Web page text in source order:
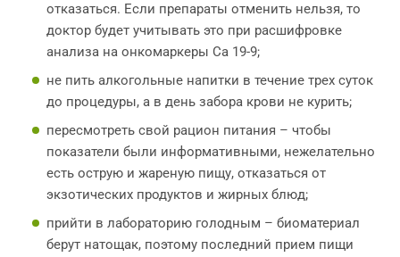
отказаться. Если препараты отменить нельзя, то
доктор будет учитывать это при расшифровке
анализа на онкомаркеры Са 19-9;
не пить алкогольные напитки в течение трех суток
до процедуры, а в день забора крови не курить;
пересмотреть свой рацион питания – чтобы
показатели были информативными, нежелательно
есть острую и жареную пищу, отказаться от
экзотических продуктов и жирных блюд;
прийти в лабораторию голодным – биоматериал
берут натощак, поэтому последний прием пищи